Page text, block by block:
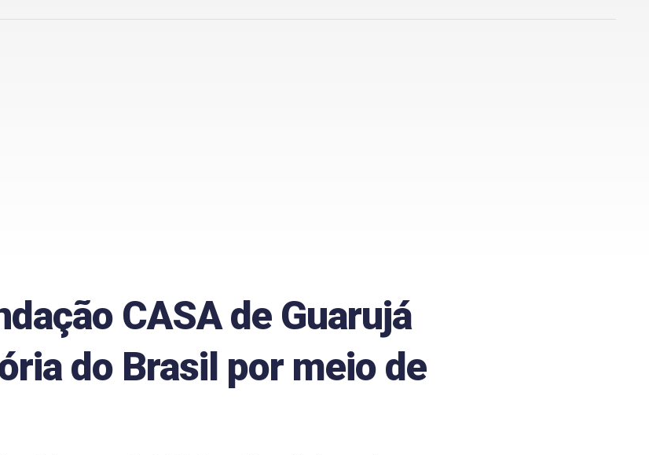
CASA de Guarujá
do Brasil por meio de